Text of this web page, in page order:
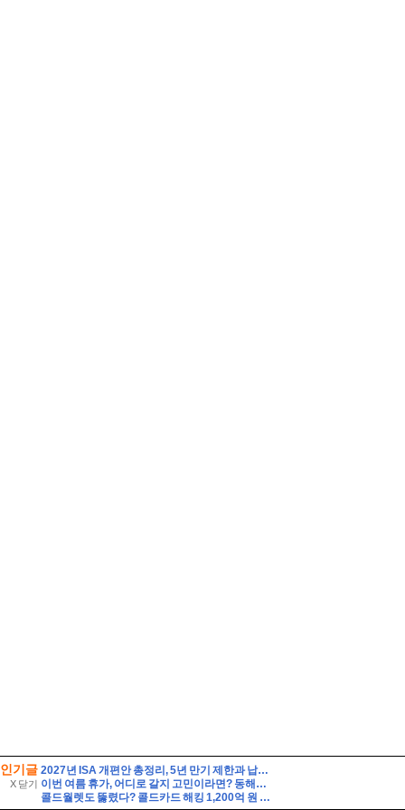
인기글
X 닫기
2027년 ISA 개편안 총정리, 5년 만기 제한과 납입한도 이월 폐지
이번 여름 휴가, 어디로 갈지 고민이라면? 동해안 해수욕장 개폐장 일정 지금 바로 확인해 보세요!
콜드월렛도 뚫렸다? 콜드카드 해킹 1,200억 원 피해와 안전한 대응법